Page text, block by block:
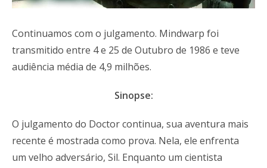
Continuamos com o julgamento. Mindwarp foi
transmitido entre 4 e 25 de Outubro de 1986 e teve
audiência média de 4,9 milhões.
Sinopse:
O julgamento do Doctor continua, sua aventura mais
recente é mostrada como prova. Nela, ele enfrenta
um velho adversário, Sil. Enquanto um cientista